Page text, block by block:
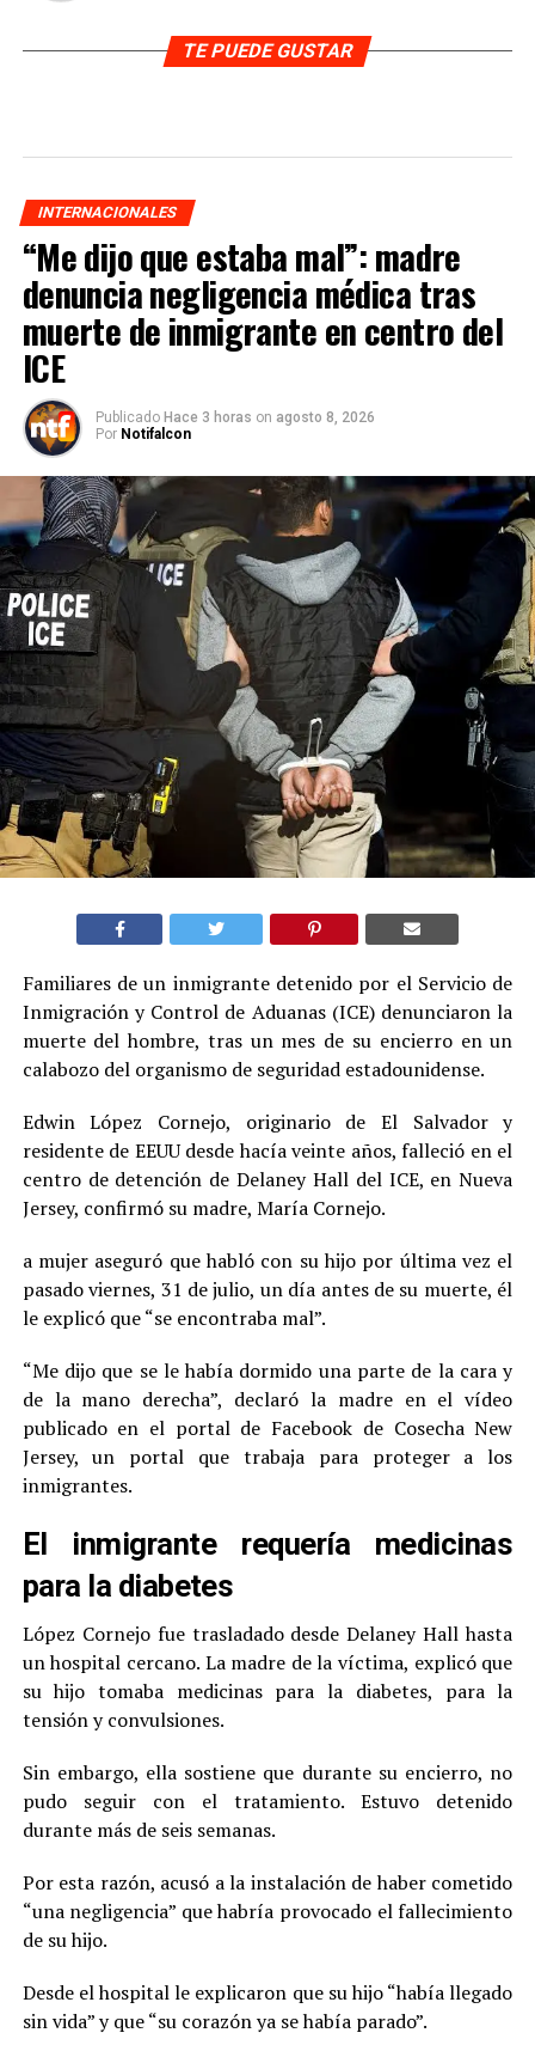
TE PUEDE GUSTAR
INTERNACIONALES
“Me dijo que estaba mal”: madre
denuncia negligencia médica tras
muerte de inmigrante en centro del
ICE
Publicado Hace 3 horas on agosto 8, 2026
Por Notifalcon
Familiares de un inmigrante detenido por el Servicio de
Inmigración y Control de Aduanas (ICE) denunciaron la
muerte del hombre, tras un mes de su encierro en un
calabozo del organismo de seguridad estadounidense.
Edwin López Cornejo, originario de El Salvador y
residente de EEUU desde hacía veinte años, falleció en el
centro de detención de Delaney Hall del ICE, en Nueva
Jersey, confirmó su madre, María Cornejo.
a mujer aseguró que habló con su hijo por última vez el
pasado viernes, 31 de julio, un día antes de su muerte, él
le explicó que “se encontraba mal”.
“Me dijo que se le había dormido una parte de la cara y
de la mano derecha”, declaró la madre en el vídeo
publicado en el portal de Facebook de Cosecha New
Jersey, un portal que trabaja para proteger a los
inmigrantes.
El inmigrante requería medicinas
para la diabetes
López Cornejo fue trasladado desde Delaney Hall hasta
un hospital cercano. La madre de la víctima, explicó que
su hijo tomaba medicinas para la diabetes, para la
tensión y convulsiones.
Sin embargo, ella sostiene que durante su encierro, no
pudo seguir con el tratamiento. Estuvo detenido
durante más de seis semanas.
Por esta razón, acusó a la instalación de haber cometido
“una negligencia” que habría provocado el fallecimiento
de su hijo.
Desde el hospital le explicaron que su hijo “había llegado
sin vida” y que “su corazón ya se había parado”.